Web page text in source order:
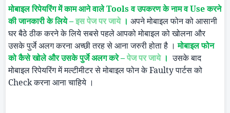
मोबाइल रिपेयरिंग में काम आने वालेToolsव उपकरण के नाम वUseकरने
की जानकारी के लिये –इस पेज पर जाये। अपने मोबाइल फोन को आसानी
घर बैठे ठीक करने के लिये सबसे पहले आपको मोबाइल को खोलना और
उसके पुर्जे अलग करना अच्छी तरह से आना जरुरी होता है ।मोबाइल फोन
को कैसे खोले और उसके पुर्जे अलग करे –पेज पर जाये । उसके बाद
मोबाइल रिपेयरिंग में मल्टीमीटर से मोबाइल फोन केFaultyपार्टस को
Checkकरना आना चाहिये ।